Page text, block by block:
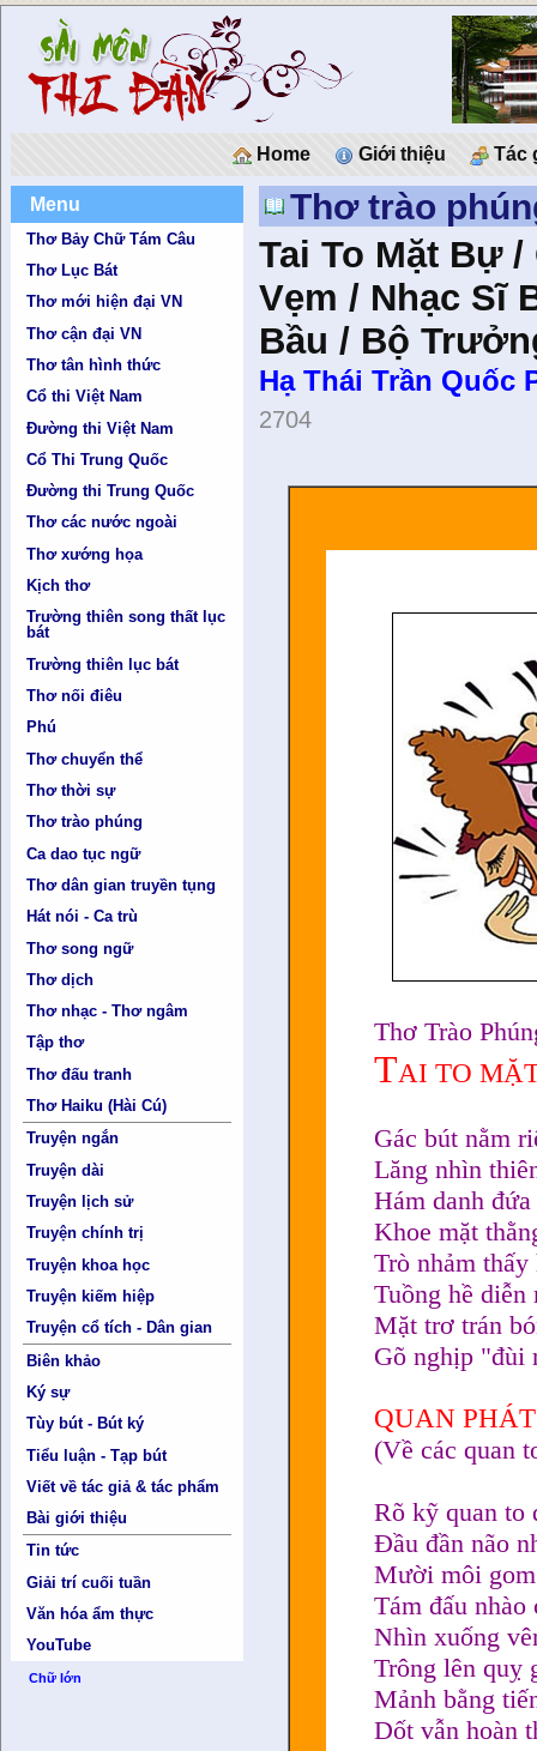
Home Giới thiệu Tác
Menu
Thơ Bảy Chữ Tám Câu
Thơ Lục Bát
Thơ mới hiện đại VN
Thơ cận đại VN
Thơ tân hình thức
Cổ thi Việt Nam
Đường thi Việt Nam
Cổ Thi Trung Quốc
Đường thi Trung Quốc
Thơ các nước ngoài
Thơ xướng họa
Kịch thơ
Trường thiên song thất lục
bát
Trường thiên lục bát
Thơ nối điêu
Phú
Thơ chuyển thể
Thơ thời sự
Thơ trào phúng
Ca dao tục ngữ
Thơ dân gian truyền tụng
Hát nói - Ca trù
Thơ song ngữ
Thơ dịch
Thơ nhạc - Thơ ngâm
Tập thơ
Thơ đấu tranh
Thơ Haiku (Hài Cú)
Truyện ngắn
Truyện dài
Truyện lịch sử
Truyện chính trị
Truyện khoa học
Truyện kiếm hiệp
Truyện cổ tích - Dân gian
Biên khảo
Ký sự
Tùy bút - Bút ký
Tiểu luận - Tạp bút
Viết về tác giả & tác phẩm
Bài giới thiệu
Tin tức
Giải trí cuối tuần
Văn hóa ẩm thực
YouTube
Chữ lớn
Thơ trào
Tai To Mặt Bự
Vẹm / Nhạc Sĩ
Bầu / Bộ
Hạ Thái Trần Quốc
2704
Thơ Trào
TAI TO
Gác bút nằm
Lăng nhìn
Hám danh
Khoe mặt
Trò nhảm
Tuồng hề
Mặt trơ trán
Gõ nghịp "đùi
QUAN
(Về các quan
Rõ kỹ quan to
Đầu đần não
Mười môi
Tám đấu nhào
Nhìn xuống
Trông lên quỵ
Mảnh bằng
Dốt vẫn hoàn